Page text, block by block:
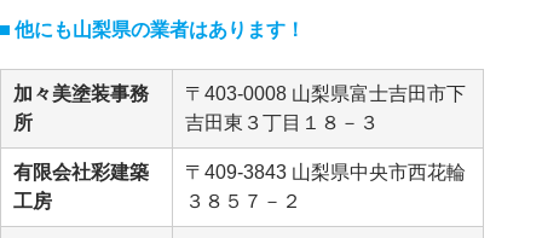
他にも山梨県の業者はあります！
加々美塗装事務
所
〒403-0008 山梨県富士吉田市下
吉田東３丁目１８－３
有限会社彩建築
工房
〒409-3843 山梨県中央市西花輪
３８５７－２